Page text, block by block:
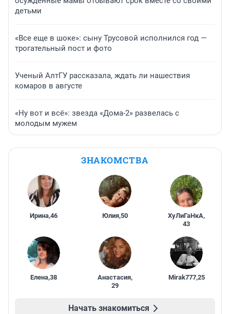
детьми
«Все еще в шоке»: сыну Трусовой исполнился год —
трогательный пост и фото
Ученый АлтГУ рассказала, ждать ли нашествия
комаров в августе
«Ну вот и всё»: звезда «Дома-2» развелась с
молодым мужем
ЗНАКОМСТВА
Ирина,46 Юлия,50 ХуЛиГаНкА,
43
Елена,38 Анастасия,
29
Mirak777,25
Начать знакомиться